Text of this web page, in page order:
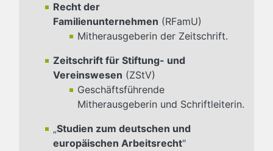
Recht der
Familienunternehmen (RFamU)
Mitherausgeberin der Zeitschrift.
Zeitschrift für Stiftung- und
Vereinswesen (ZStV)
Geschäftsführende
Mitherausgeberin und Schriftleiterin.
„Studien zum deutschen und
europäischen Arbeitsrecht"